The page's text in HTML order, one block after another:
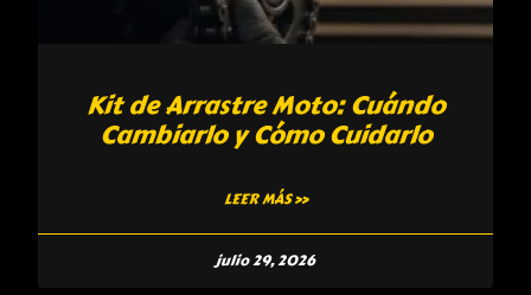
Kit de Arrastre Moto: Cuándo
Cambiarlo y Cómo Cuidarlo
LEER MÁS »
julio 29, 2026